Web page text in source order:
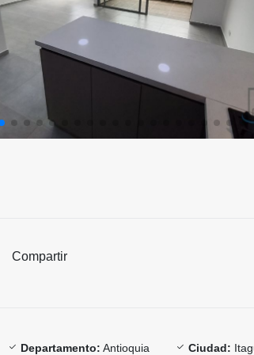
Compartir
Departamento: Antioquia Ciudad: